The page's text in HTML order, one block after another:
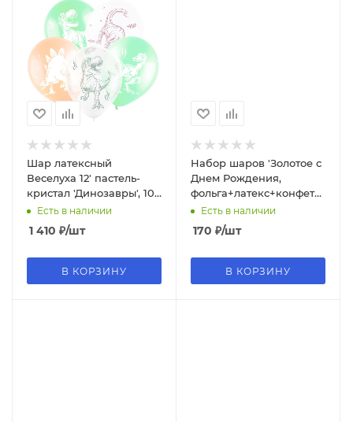
Шар латексный
Веселуха 12' пастель-
кристал 'Динозавры', 100
шт.;уп., 8122052
Есть в наличии
1 410 ₽/шт
В КОРЗИНУ
Набор шаров 'Золотое с
Днем Рождения,
фольга+латекс+конфетти',
10 шт., 2242
Есть в наличии
170 ₽/шт
В КОРЗИНУ